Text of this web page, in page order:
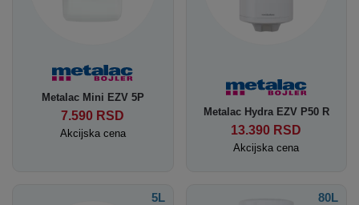
Metalac Mini EZV 5P
7.590 RSD
Akcijska cena
Metalac Hydra EZV P50 R
13.390 RSD
Akcijska cena
5L 80L